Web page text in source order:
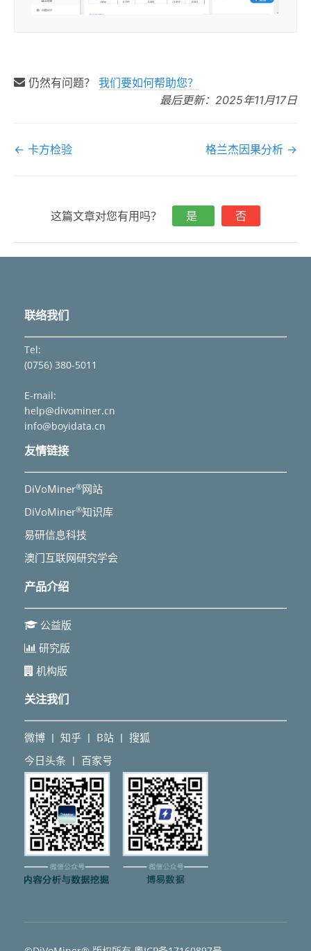
仍然有问题？ 我们要如何帮助您？
最后更新：2025年11月17日
文
档
← 卡方检验 格兰杰因果分析 →
这篇文章对您有用吗？ 是 否
联络我们
Tel:
(0756) 380-5011
E-mail:
help@divominer.cn
info@boyidata.cn
友情链接
DiVoMiner®网站
DiVoMiner®知识库
易研信息科技
澳门互联网研究学会
产品介绍
公益版
研究版
机构版
关注我们
微博 丨 知乎 丨 B站 丨 搜狐
今日头条 丨 百家号